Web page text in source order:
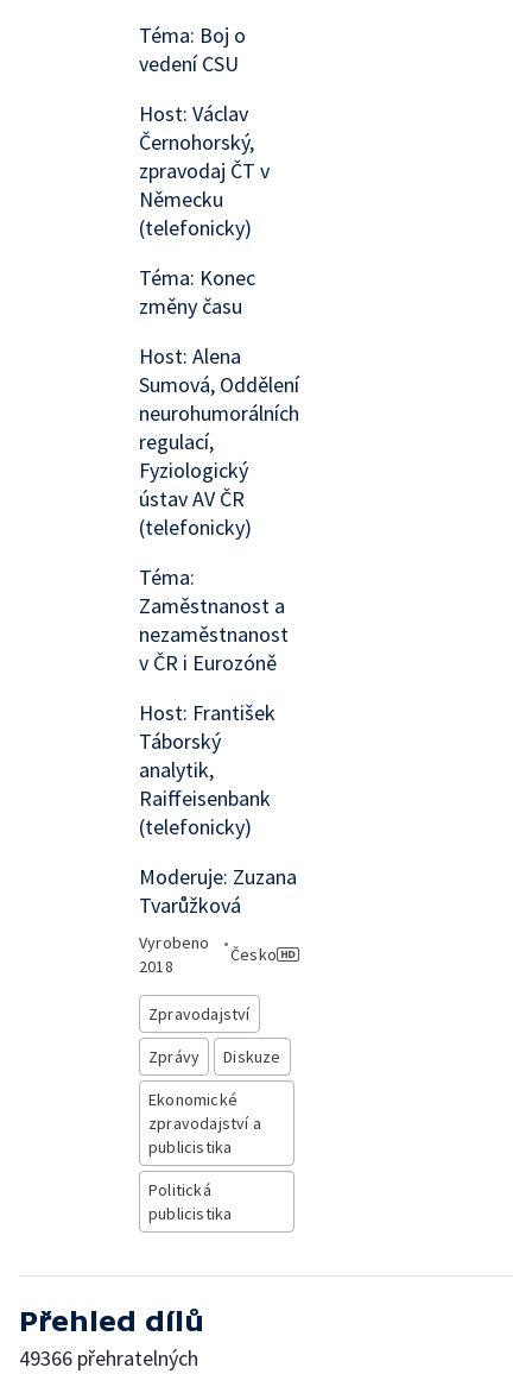
Téma: Boj o
vedení CSU
Host: Václav
Černohorský,
zpravodaj ČT v
Německu
(telefonicky)
Téma: Konec
změny času
Host: Alena
Sumová, Oddělení
neurohumorálních
regulací,
Fyziologický
ústav AV ČR
(telefonicky)
Téma:
Zaměstnanost a
nezaměstnanost
v ČR i Eurozóně
Host: František
Táborský
analytik,
Raiffeisenbank
(telefonicky)
Moderuje: Zuzana
Tvarůžková
Vyrobeno
2018
•
Česko
Zpravodajství
Zprávy
Diskuze
Ekonomické
zpravodajství a
publicistika
Politická
publicistika
Přehled dílů
49366 přehratelných